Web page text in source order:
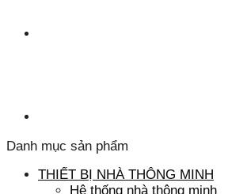
Danh mục sản phẩm
THIẾT BỊ NHÀ THÔNG MINH
Hệ thống nhà thông minh